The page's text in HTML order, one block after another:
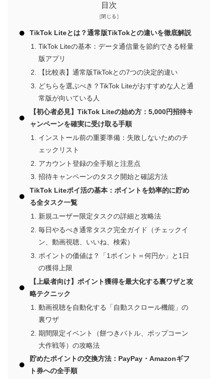
目次
TikTok Liteとは？通常版TikTokとの違いを徹底解説
TikTok Liteの基本：データ通信量を節約できる軽量
版アプリ
【比較表】通常版TikTokとの7つの決定的違い
どちらを選ぶべき？TikTok Liteがおすすめな人と通
常版が向いている人
【初心者必見】TikTok Liteの始め方：5,000円招待キ
ャンペーンを確実に受け取る手順
インストール前の重要準備：失敗しないためのチ
ェックリスト
アカウント登録の全手順と注意点
招待キャンペーンのタスク開始と確認方法
TikTok Liteポイ活の基本：ポイントを効率的に貯め
る全タスク一覧
新規ユーザー限定タスクの詳細と攻略法
毎日やるべき通常タスク完全ガイド（チェックイ
ン、動画視聴、いいね、検索）
ポイントの価値は？「1ポイント＝何円か」と1日
の獲得上限
【上級者向け】ポイント獲得を最大化する裏ワザと攻
略テクニック
動画視聴を自動化する「自動スクロール機能」の
裏ワザ
期間限定イベント（餅つきバトル、ポップコーン
大作戦等）の攻略法
貯めたポイントの交換方法：PayPay・Amazonギフ
ト券への全手順